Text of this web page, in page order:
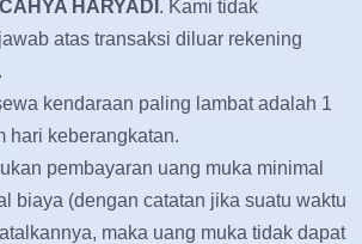
HARYADI . Kami tidak
atas transaksi diluar rekening
kendaraan paling lambat adalah 1
hari keberangkatan.
pembayaran uang muka minimal
biaya (dengan catatan jika suatu waktu
maka uang muka tidak dapat